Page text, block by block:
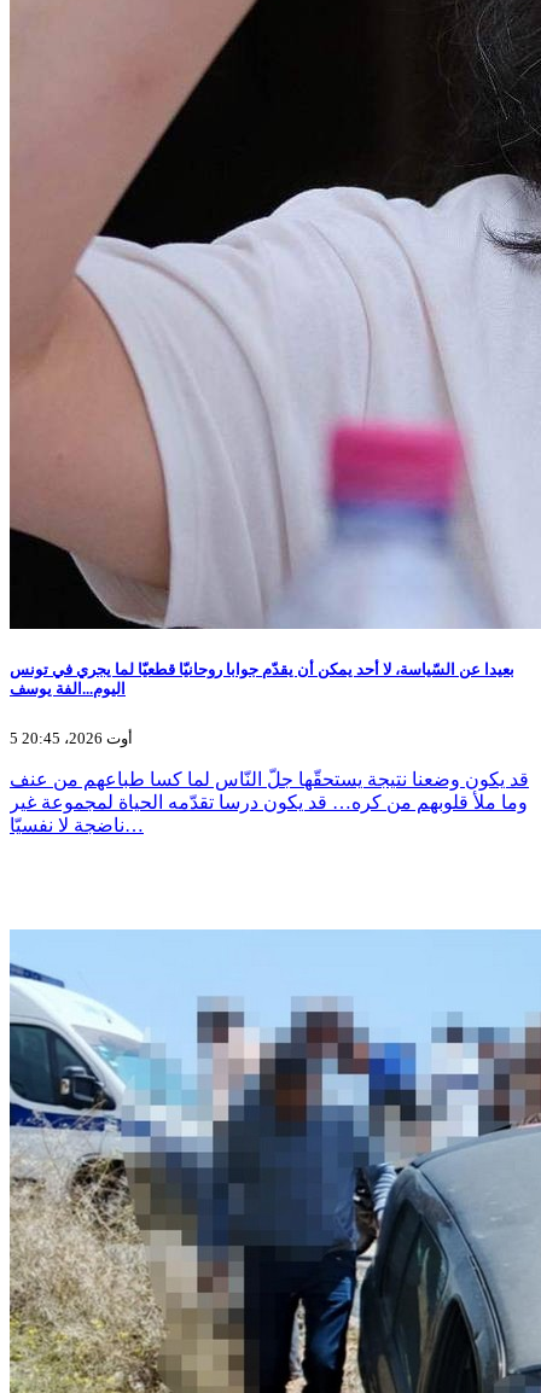
بعيدا عن السّياسة، لا أحد يمكن أن يقدّم جوابا روحانيّا قطعيّا لما يجري في تونس
اليوم...الفة يوسف
5 أوت 2026، 20:45
قد يكون وضعنا نتيجة يستحقّها جلّ النّاس لما كسا طباعهم من عنف
وما ملأ قلوبهم من كره… قد يكون درسا تقدّمه الحياة لمجموعة غير
ناضجة لا نفسيّا…